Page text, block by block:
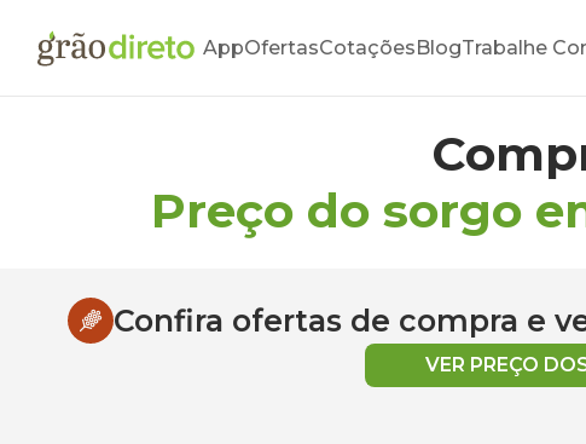
AppOfertasCotaçõesBlogTrabalhe
Preço do sorgo
Confira ofertas de compra e
VER PREÇO